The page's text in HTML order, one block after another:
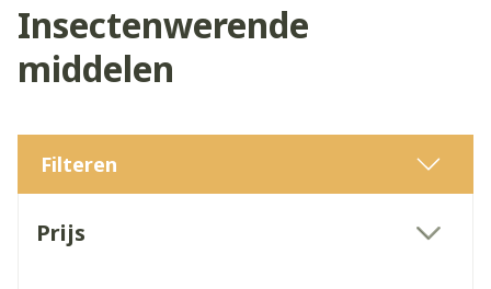
Insectenwerende
middelen
Filteren
Prijs